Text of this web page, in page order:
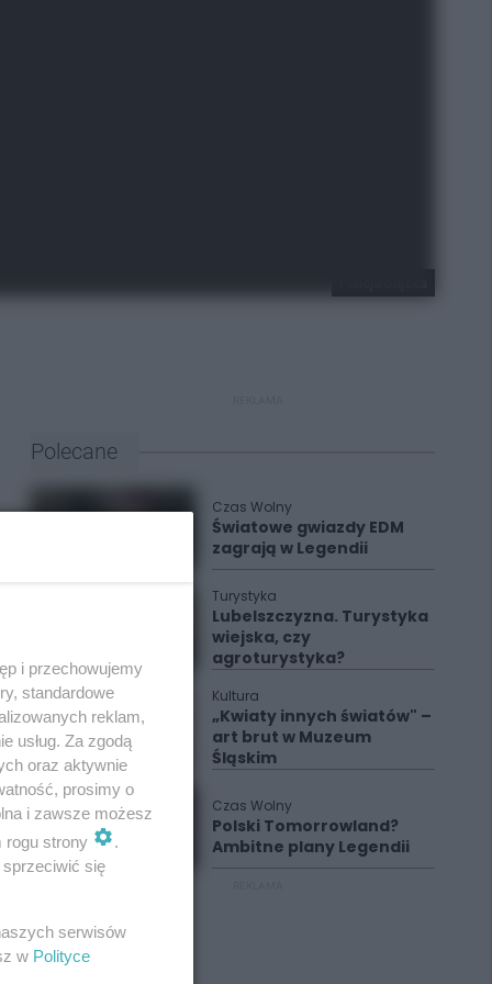
Polecane
Czas Wolny
Światowe gwiazdy EDM
zagrają w Legendii
Turystyka
Lubelszczyzna. Turystyka
wiejska, czy
agroturystyka?
Kultura
„Kwiaty innych światów" –
art brut w Muzeum
Śląskim
Czas Wolny
Polski Tomorrowland?
Ambitne plany Legendii
i przechowujemy
standardowe
reklam,
usług. Za zgodą
oraz aktywnie
prosimy o
i zawsze możesz
rogu strony
.
się
serwisów
w Polityce